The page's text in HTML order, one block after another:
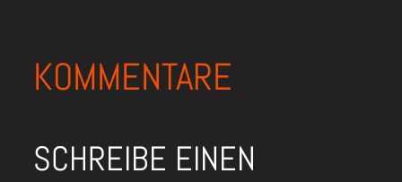
KOMMENTARE
SCHREIBE EINEN